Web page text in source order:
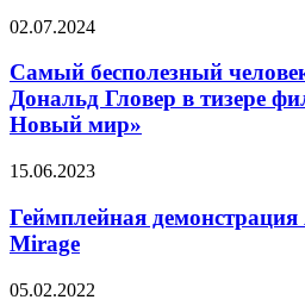
рассказывают
новом
прочтении
«Пиноккио»
от
Земекиса
Самый
человек
в
постапокалипсисе
Дональд
в
фильма
«Бандо
и
02.07.2024
Самый бесполезный
Дональд Гловер в тизере
Новый мир»
Геймплейная
Assassin’s
Creed:
Mirage
15.06.2023
Геймплейная демонстрация
Mirage
КГ
05.02.2022